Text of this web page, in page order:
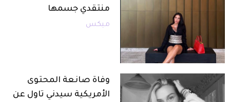
منتقدي جسمها
ميكس
وفاة صانعة المحتوى
الأمريكية سيدني تاول عن